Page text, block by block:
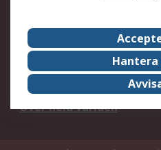
Om RS
Det juridiska
Jobba hos RS
Över hela världen
Hantera